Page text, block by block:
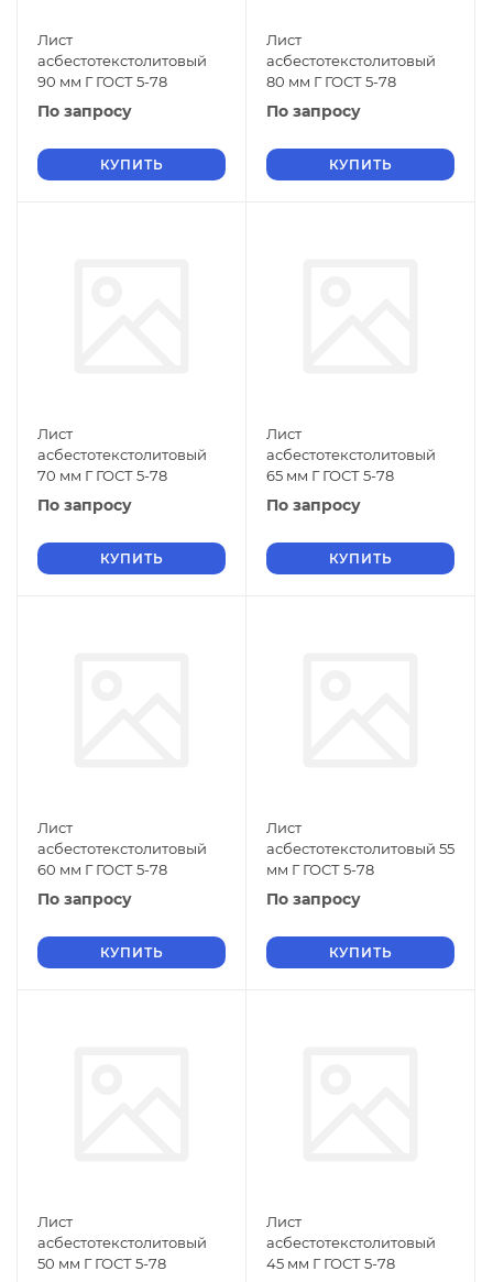
Лист
асбестотекстолитовый
90 мм Г ГОСТ 5-78
По запросу
КУПИТЬ
Лист
асбестотекстолитовый
80 мм Г ГОСТ 5-78
По запросу
КУПИТЬ
Лист
асбестотекстолитовый
70 мм Г ГОСТ 5-78
По запросу
КУПИТЬ
Лист
асбестотекстолитовый
65 мм Г ГОСТ 5-78
По запросу
КУПИТЬ
Лист
асбестотекстолитовый
60 мм Г ГОСТ 5-78
По запросу
КУПИТЬ
Лист
асбестотекстолитовый 55
мм Г ГОСТ 5-78
По запросу
КУПИТЬ
Лист
асбестотекстолитовый
50 мм Г ГОСТ 5-78
Лист
асбестотекстолитовый
45 мм Г ГОСТ 5-78